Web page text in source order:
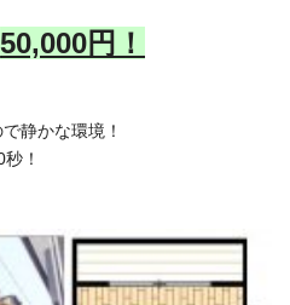
50,000円！
静かな環境！
！